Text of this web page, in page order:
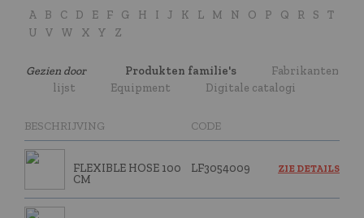
A B C D E F G H I J K L M N O P Q R S
T
U
V W X Y Z
Gezien door Produkten familie's
Fabrikanten
lijst
Equipment Digitale catalogi
BESCHRIJVING CODE
FLEXIBLE HOSE 100
CM
LF3054009 ZIE DETAILS